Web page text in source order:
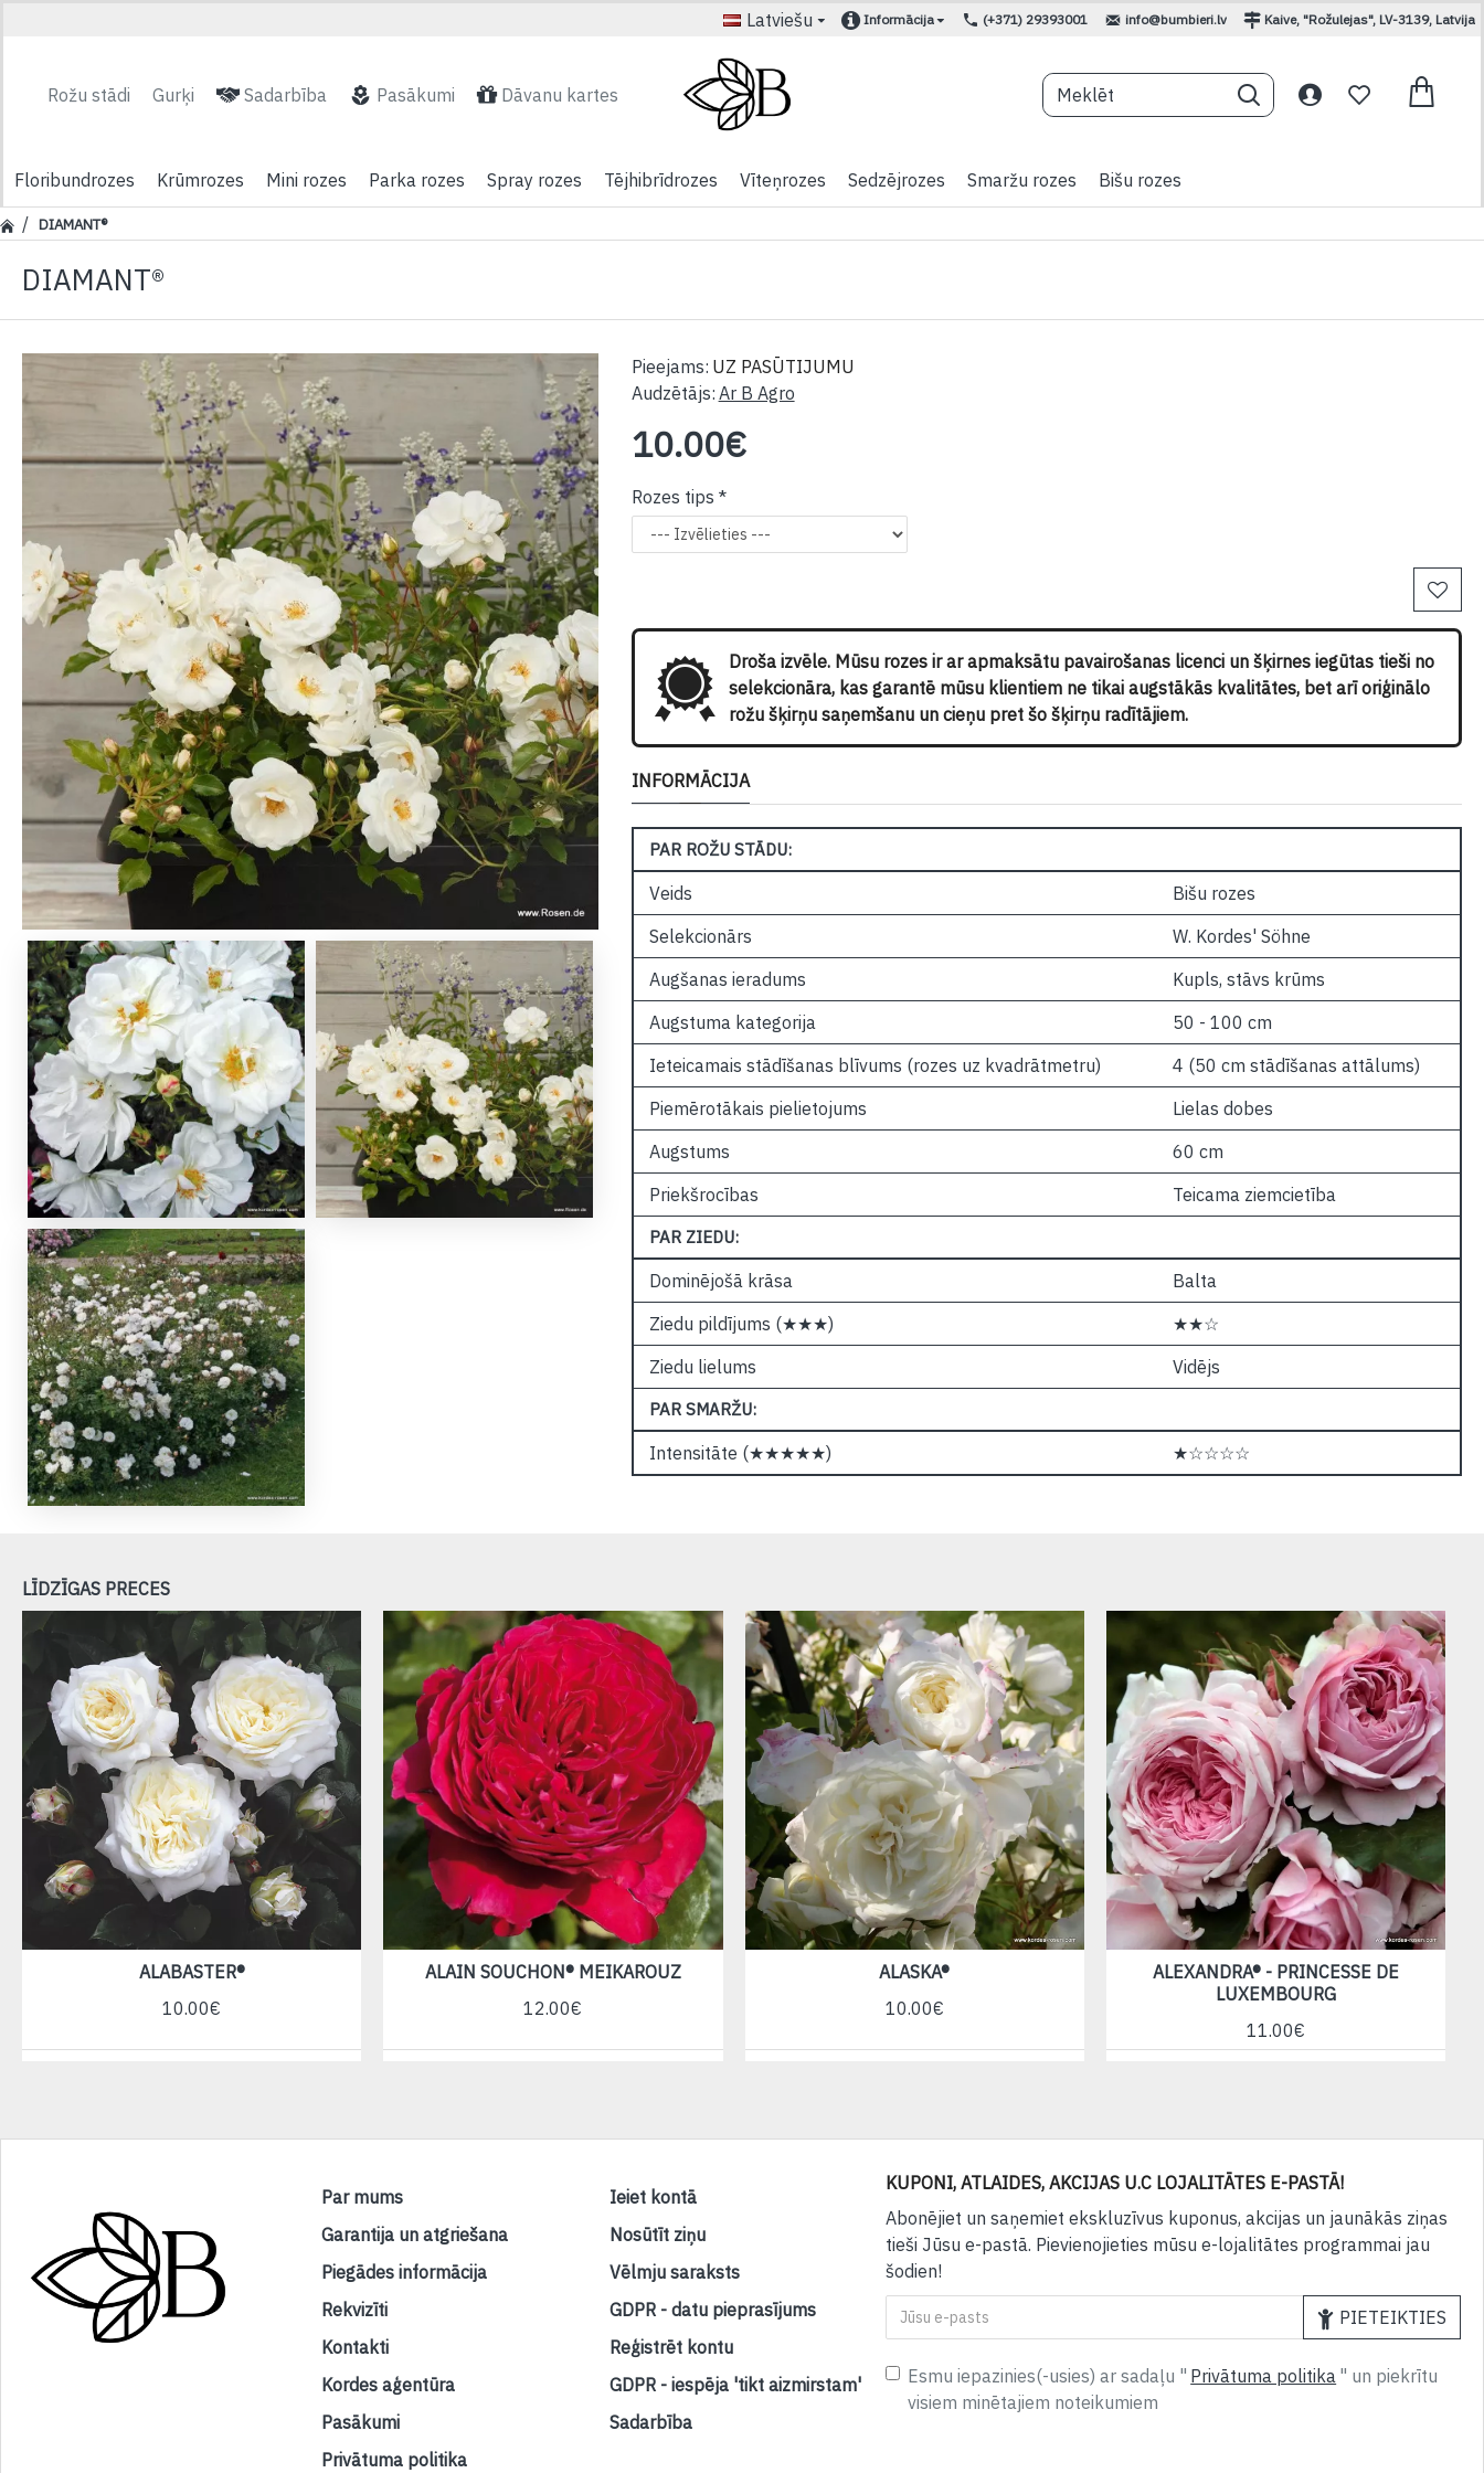
Latviešu Informācija (+371) 29393001 info@bumbieri.lv Kaive, "Rožulejas", LV-3139, Latvija
Rožu stādi Gurķi Sadarbība Pasākumi Dāvanu kartes
Floribundrozes Krūmrozes Mini rozes Parka rozes Spray rozes Tējhibrīdrozes Vīteņrozes Sedzējrozes Smaržu rozes Bišu rozes
DIAMANT®
DIAMANT®
Pieejams: UZ PASŪTIJUMU
Audzētājs: Ar B Agro
10.00€
Rozes tips
Droša izvēle. Mūsu rozes ir ar apmaksātu pavairošanas licenci un šķirnes iegūtas tieši no
selekcionāra, kas garantē mūsu klientiem ne tikai augstākās kvalitātes, bet arī oriģinālo
rožu šķirņu saņemšanu un cieņu pret šo šķirņu radītājiem.
INFORMĀCIJA
PAR ROŽU STĀDU:
Veids
Bišu rozes
Selekcionārs
W. Kordes' Söhne
Augšanas ieradums
Kupls, stāvs krūms
Augstuma kategorija
50 - 100 cm
Ieteicamais stādīšanas blīvums (rozes uz kvadrātmetru)
4 (50 cm stādīšanas attālums)
Piemērotākais pielietojums
Lielas dobes
Augstums
60 cm
Priekšrocības
Teicama ziemcietība
PAR ZIEDU:
Dominējošā krāsa
Balta
Ziedu pildījums (★★★)
★★☆
Ziedu lielums
Vidējs
PAR SMARŽU:
Intensitāte (★★★★★) ★☆☆☆☆
LĪDZĪGAS PRECES
ALABASTER®
10.00€
ALAIN SOUCHON® MEIKAROUZ
12.00€
ALASKA®
10.00€
ALEXANDRA® - PRINCESSE DE
LUXEMBOURG
11.00€
Par mums
Garantija un atgriešana
Piegādes informācija
Rekvizīti
Kontakti
Kordes aģentūra
Pasākumi
Privātuma politika
Ieiet kontā
Nosūtīt ziņu
Vēlmju saraksts
GDPR - datu pieprasījums
Reģistrēt kontu
GDPR - iespēja 'tikt aizmirstam'
Sadarbība
KUPONI, ATLAIDES, AKCIJAS U.C LOJALITĀTES E-PASTĀ!
Abonējiet un saņemiet ekskluzīvus kuponus, akcijas un jaunākās ziņas
tieši Jūsu e-pastā. Pievienojieties mūsu e-lojalitātes programmai jau
šodien!
PIETEIKTIES
Esmu iepazinies(-usies) ar sadaļu " Privātuma politika " un piekrītu
visiem minētajiem noteikumiem